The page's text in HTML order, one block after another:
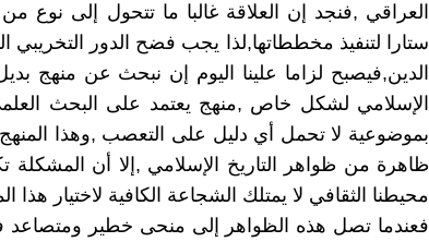
العراقي ,فنجد إن العلاقة غالبا ما تتحول إلى نوع
ستارا لتنفيذ مخططاتها,لذا يجب فضح الدور التخريبي
الدين,فيصبح لزاما علينا اليوم إن نبحث عن منهج
الإسلامي لشكل خاص ,منهج يعتمد على البحث
بموضوعية لا تحمل أي دليل على التعصب ,وهذا المنهج
ظاهرة من ظواهر التاريخ الإسلامي ,إلا أن المشكلة
محيطنا الثقافي لا يمتلك الشجاعة الكافية لاختيار هذا
فعندما تصل هذه الظواهر إلى منحى خطير ومتصاعد